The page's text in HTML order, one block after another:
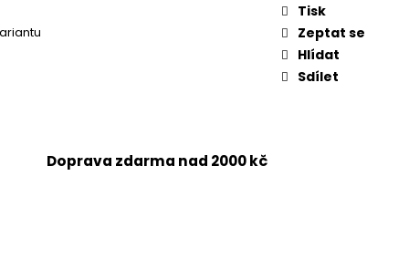
Tisk
Zeptat se
Hlídat
Sdílet
Doprava zdarma nad 2000 kč